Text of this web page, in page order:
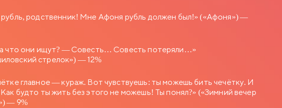
рубль, родственник! Мне Афоня рубль должен был!» («Афоня») —
что они ищут? — Совесть… Совесть потеряли…»
стрелок») — 12%
главное — кураж. Вот чувствуешь: ты можешь бить чечётку. И
будто ты жить без этого не можешь! Ты понял?» («Зимний вечер
— 9%